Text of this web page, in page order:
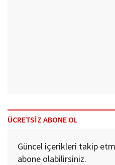
ÜCRETSİZ ABONE OL
Güncel içerikleri takip
abone olabilirsiniz.